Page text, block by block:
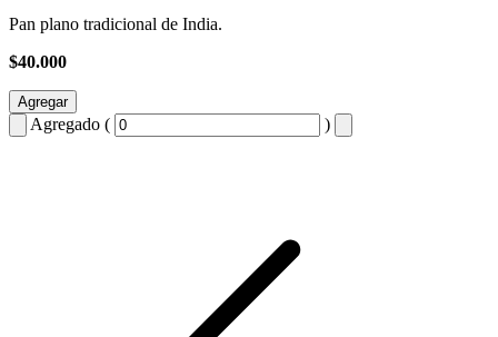
Pan plano tradicional de India.
$40.000
Agregar
Agregado ( )